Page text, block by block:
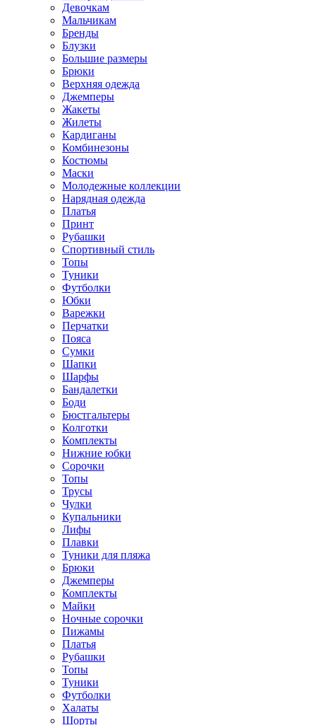
Девочкам
Мальчикам
Бренды
Блузки
Большие размеры
Брюки
Верхняя одежда
Джемперы
Жакеты
Жилеты
Кардиганы
Комбинезоны
Костюмы
Маски
Молодежные коллекции
Нарядная одежда
Платья
Принт
Рубашки
Спортивный стиль
Топы
Туники
Футболки
Юбки
Варежки
Перчатки
Пояса
Сумки
Шапки
Шарфы
Бандалетки
Боди
Бюстгальтеры
Колготки
Комплекты
Нижние юбки
Сорочки
Топы
Трусы
Чулки
Купальники
Лифы
Плавки
Туники для пляжа
Брюки
Джемперы
Комплекты
Майки
Ночные сорочки
Пижамы
Платья
Рубашки
Топы
Туники
Футболки
Халаты
Шорты